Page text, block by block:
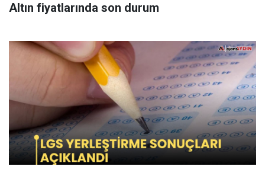
Altın fiyatlarında son durum